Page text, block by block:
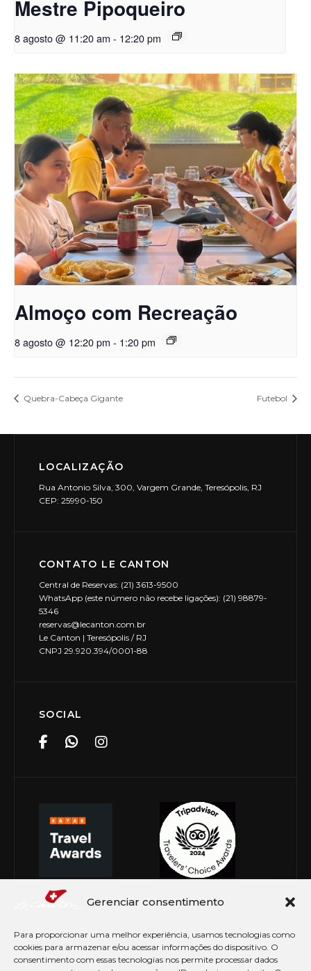
Gerenciar consentimento
Para proporcionar uma melhor experiência, usamos tecnologias como
cookies para armazenar e/ou acessar informações do dispositivo. O
consentimento com essas tecnologias nos permite processar dados
Mestre Pipoqueiro
8 agosto @ 11:20 am - 12:20 pm
Almoço com Recreação
8 agosto @ 12:20 pm - 1:20 pm
Quebra-Cabeça Gigante Futebol
LOCALIZAÇÃO
Rua Antonio Silva, 300, Vargem Grande, Teresópolis, RJ
CEP: 25990-150
CONTATO LE CANTON
Central de Reservas: (21) 3613-9500
WhatsApp (este número não recebe ligações): (21) 98879-
5346
reservas@lecanton.com.br
Le Canton | Teresópolis / RJ
CNPJ 29.920.394/0001-88
SOCIAL